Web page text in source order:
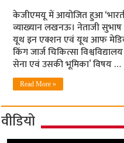
केजीएमयू में आयोजित हुआ
व्याख्यान लखनऊ। नेताजी
यूथ इन एक्शन एवं यूथ आफ
किंग जार्ज चिकित्सा
सेना एवं उसकी भूमिका’ विषय …
Read More »
वीडियो